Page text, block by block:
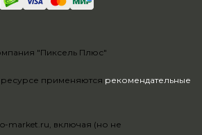
применяются рекомендательные
market.ru, включая (но не
"Пиксель Плюс"